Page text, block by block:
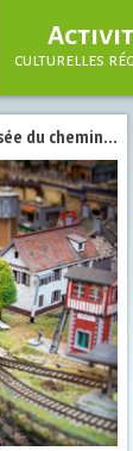
culturelles
Visites découverte au musée du cheminot lors des Journées du Patrimoine 2026